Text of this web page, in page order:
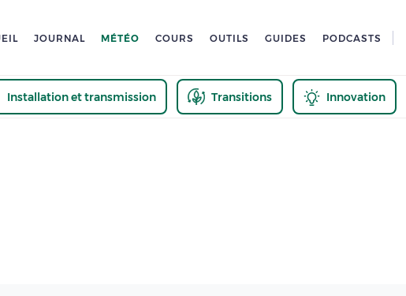
JOURNAL MÉTÉO COURS OUTILS GUIDES PODCASTS
Installation et transmission Transitions Innovation